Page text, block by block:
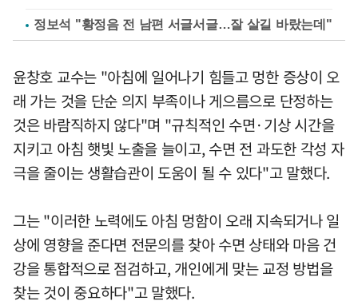
정보석 "황정음 전 남편 서글서글…잘 살길 바랐는데"
윤창호 교수는 "아침에 일어나기 힘들고 멍한 증상이 오
래 가는 것을 단순 의지 부족이나 게으름으로 단정하는
것은 바람직하지 않다"며 "규칙적인 수면·기상 시간을
지키고 아침 햇빛 노출을 늘이고, 수면 전 과도한 각성 자
극을 줄이는 생활습관이 도움이 될 수 있다"고 말했다.
그는 "이러한 노력에도 아침 멍함이 오래 지속되거나 일
상에 영향을 준다면 전문의를 찾아 수면 상태와 마음 건
강을 통합적으로 점검하고, 개인에게 맞는 교정 방법을
찾는 것이 중요하다"고 말했다.